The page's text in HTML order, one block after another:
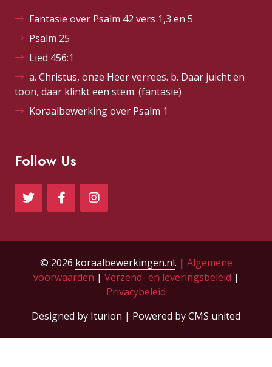
Fantasie over Psalm 42 vers 1,3 en 5
Psalm 25
Lied 456:1
a. Christus, onze Heer verrees. b. Daar juicht en
toon, daar klinkt een stem. (fantasie)
Koraalbewerking over Psalm 1
Follow Us
© 2026 koraalbewerkingen.nl. | Algemene
voorwaarden | Verzend- en leveringsbeleid |
Privacybeleid
Designed by Iturion | Powered byCMS united